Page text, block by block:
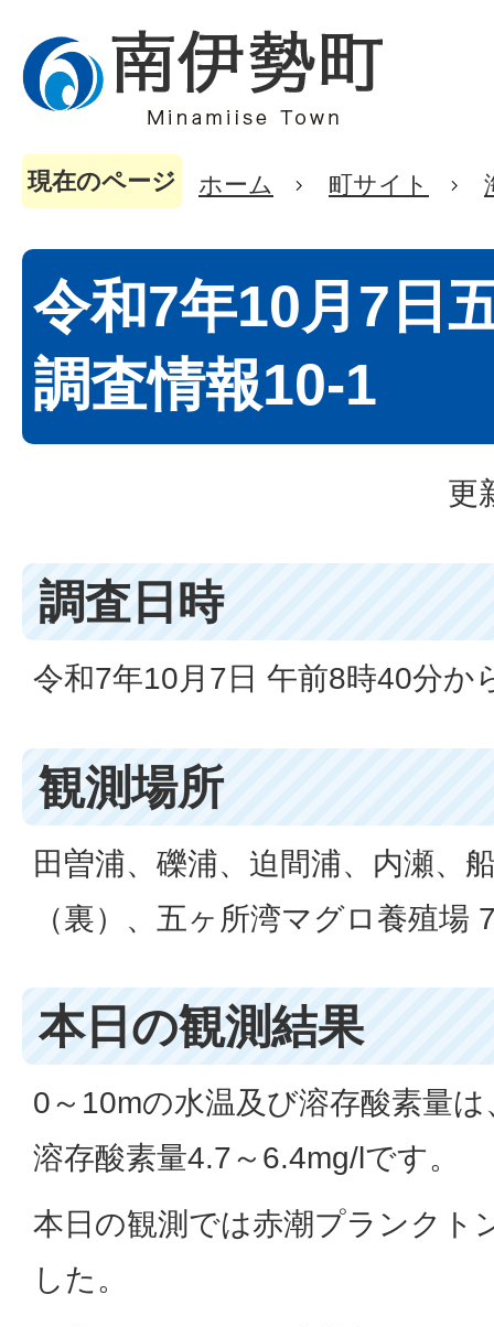
現在のページ ホーム 町サイト
令和7年10月7日
調査情報10-1
更
調査日時
令和7年10月7日 午前8時40分か
観測場所
田曽浦、礫浦、迫間浦、内瀬、
（裏）、五ヶ所湾マグロ養殖場
本日の観測結果
0～10mの水温及び溶存酸素量
溶存酸素量4.7～6.4mg/lです。
本日の観測では赤潮プランクト
した。